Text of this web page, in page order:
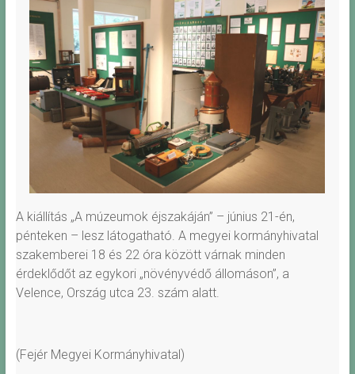
A kiállítás „A múzeumok éjszakáján” – június 21-én,
pénteken – lesz látogatható. A megyei kormányhivatal
szakemberei 18 és 22 óra között várnak minden
érdeklődőt az egykori „növényvédő állomáson”, a
Velence, Ország utca 23. szám alatt.
(Fejér Megyei Kormányhivatal)